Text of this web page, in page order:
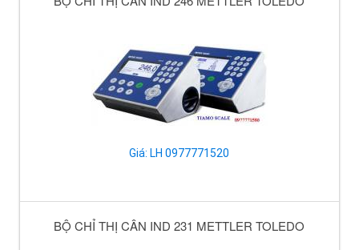
Giá: LH 0977771520
BỘ CHỈ THỊ CÂN IND 231 METTLER TOLEDO